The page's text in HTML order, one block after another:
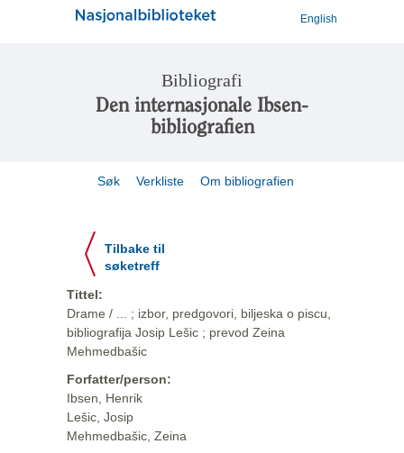
English
Bibliografi
Den internasjonale Ibsen-
bibliografien
Søk Verkliste Om bibliografien
Tilbake til
søketreff
Tittel:
Drame / ... ; izbor, predgovori, biljeska o piscu,
bibliografija Josip Lešic ; prevod Zeina
Mehmedbašic
Forfatter/person:
Ibsen, Henrik
Lešic, Josip
Mehmedbašic, Zeina